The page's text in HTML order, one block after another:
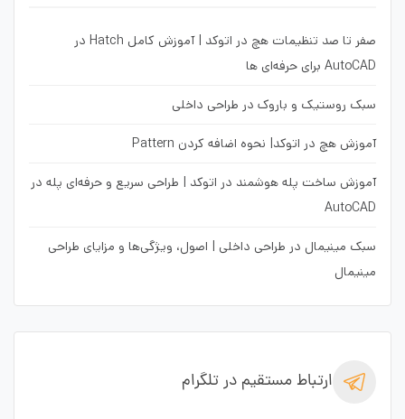
صفر تا صد تنظیمات هچ در اتوکد | آموزش کامل Hatch در
AutoCAD برای حرفه‌ای ها
سبک روستیک و باروک در طراحی داخلی
آموزش هچ در اتوکد| نحوه اضافه کردن Pattern
آموزش ساخت پله هوشمند در اتوکد | طراحی سریع و حرفه‌ای پله در
AutoCAD
سبک مینیمال در طراحی داخلی | اصول، ویژگی‌ها و مزایای طراحی
مینیمال
ارتباط مستقیم در تلگرام